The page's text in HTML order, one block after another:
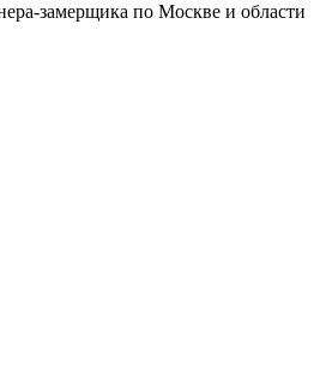
замерщика по Москве и области